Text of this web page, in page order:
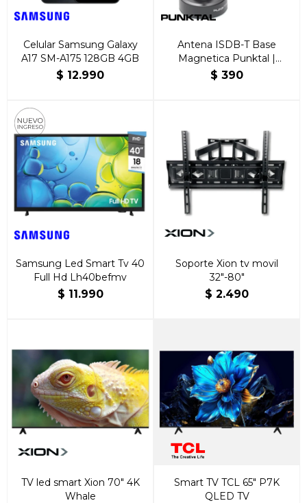
Celular Samsung Galaxy
A17 SM-A175 128GB 4GB
$ 12.990
Antena ISDB-T Base
Magnetica Punktal |
Brillante Hogar
$ 390
Samsung Led Smart Tv 40
Full Hd Lh40befmv
$ 11.990
Soporte Xion tv movil
32"-80"
$ 2.490
TV led smart Xion 70" 4K
Whale
Smart TV TCL 65" P7K
QLED TV